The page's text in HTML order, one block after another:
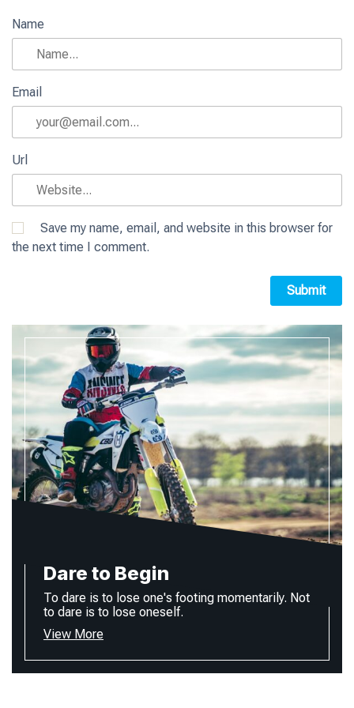
Name
Email
Url
Save my name, email, and website in this browser for
the next time I comment.
Dare to Begin
To dare is to lose one's footing momentarily. Not
to dare is to lose oneself.
View More